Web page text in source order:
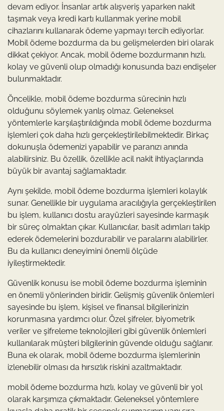
devam ediyor. İnsanlar artık alışveriş yaparken nakit
taşımak veya kredi kartı kullanmak yerine mobil
cihazlarını kullanarak ödeme yapmayı tercih ediyorlar.
Mobil ödeme bozdurma da bu gelişmelerden biri olarak
dikkat çekiyor. Ancak, mobil ödeme bozdurmanın hızlı,
kolay ve güvenli olup olmadığı konusunda bazı endişeler
bulunmaktadır.
Öncelikle, mobil ödeme bozdurma sürecinin hızlı
olduğunu söylemek yanlış olmaz. Geleneksel
yöntemlerle karşılaştırıldığında mobil ödeme bozdurma
işlemleri çok daha hızlı gerçekleştirilebilmektedir. Birkaç
dokunuşla ödemenizi yapabilir ve paranızı anında
alabilirsiniz. Bu özellik, özellikle acil nakit ihtiyaçlarında
büyük bir avantaj sağlamaktadır.
Aynı şekilde, mobil ödeme bozdurma işlemleri kolaylık
sunar. Genellikle bir uygulama aracılığıyla gerçekleştirilen
bu işlem, kullanıcı dostu arayüzleri sayesinde karmaşık
bir süreç olmaktan çıkar. Kullanıcılar, basit adımları takip
ederek ödemelerini bozdurabilir ve paralarını alabilirler.
Bu da kullanıcı deneyimini önemli ölçüde
iyileştirmektedir.
Güvenlik konusu ise mobil ödeme bozdurma işleminin
en önemli yönlerinden biridir. Gelişmiş güvenlik önlemleri
sayesinde bu işlem, kişisel ve finansal bilgilerinizin
korunmasına yardımcı olur. Özel şifreler, biyometrik
veriler ve şifreleme teknolojileri gibi güvenlik önlemleri
kullanılarak müşteri bilgilerinin güvende olduğu sağlanır.
Buna ek olarak, mobil ödeme bozdurma işlemlerinin
izlenebilir olması da hırsızlık riskini azaltmaktadır.
mobil ödeme bozdurma hızlı, kolay ve güvenli bir yol
olarak karşımıza çıkmaktadır. Geleneksel yöntemlere